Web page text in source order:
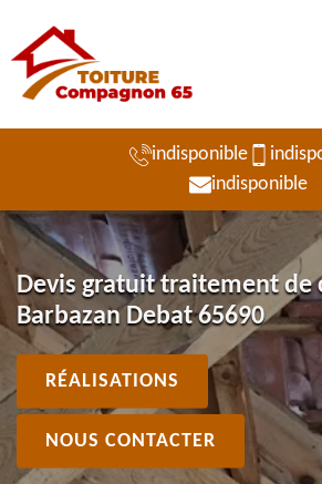
indisponible
indisponible
Devis gratuit traitement de
Barbazan Debat 65690
RÉALISATIONS
NOUS CONTACTER